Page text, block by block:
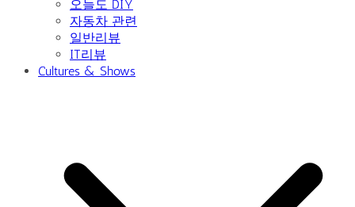
오늘도 DIY
자동차 관련
일반리뷰
IT리뷰
Cultures & Shows